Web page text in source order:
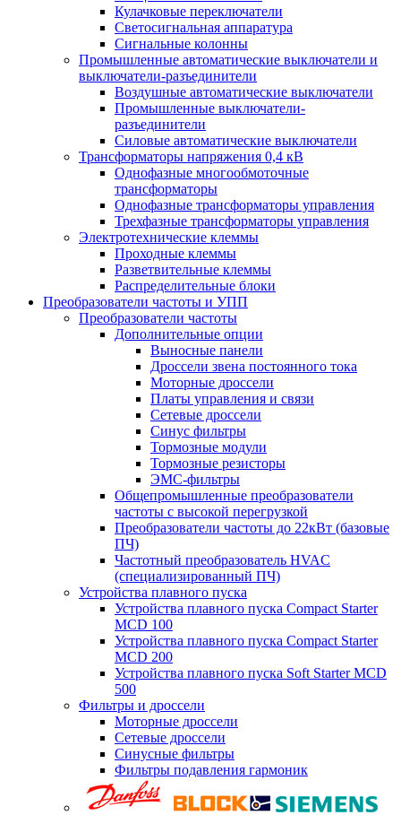
Кулачковые переключатели
Светосигнальная аппаратура
Сигнальные колонны
Промышленные автоматические выключатели и
выключатели-разъединители
Воздушные автоматические выключатели
Промышленные выключатели-
разъединители
Силовые автоматические выключатели
Трансформаторы напряжения 0,4 кВ
Однофазные многообмоточные
трансформаторы
Однофазные трансформаторы управления
Трехфазные трансформаторы управления
Электротехнические клеммы
Проходные клеммы
Разветвительные клеммы
Распределительные блоки
Преобразователи частоты и УПП
Преобразователи частоты
Дополнительные опции
Выносные панели
Дроссели звена постоянного тока
Моторные дроссели
Платы управления и связи
Сетевые дроссели
Синус фильтры
Тормозные модули
Тормозные резисторы
ЭМС-фильтры
Общепромышленные преобразователи
частоты с высокой перегрузкой
Преобразователи частоты до 22кВт (базовые
ПЧ)
Частотный преобразователь HVAC
(специализированный ПЧ)
Устройства плавного пуска
Устройства плавного пуска Compact Starter
MCD 100
Устройства плавного пуска Compact Starter
MCD 200
Устройства плавного пуска Soft Starter MCD
500
Фильтры и дроссели
Моторные дроссели
Сетевые дроссели
Синусные фильтры
Фильтры подавления гармоник